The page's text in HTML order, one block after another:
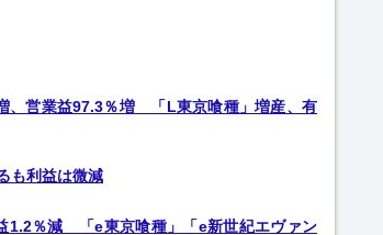
、営業益97.3％増 「L東京喰種」増産、有
も利益は微減
1.2％減 「e東京喰種」「e新世紀エヴァン